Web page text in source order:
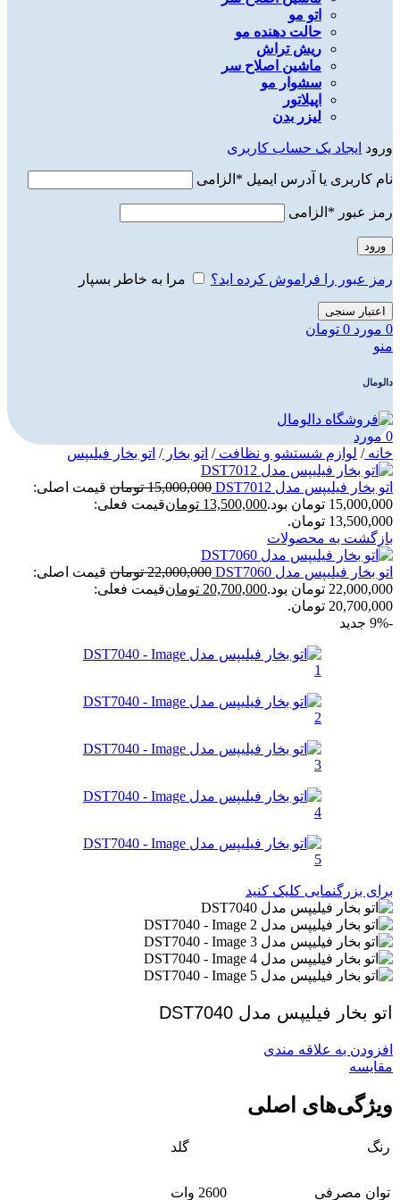
اتو مو
حالت دهنده مو
ریش تراش
ماشین اصلاح سر
سشوار مو
اپیلاتور
لیزر بدن
ورود ایجاد یک حساب کاربری
نام کاربری یا آدرس ایمیل * الزامی
رمز عبور * الزامی
ورود
رمز عبور را فراموش کرده اید؟ مرا به خاطر بسپار
اعتبار سنجی
0 مورد 0 تومان
منو
دالومال
0 مورد
خانه/ لوازم شستشو و نظافت/ اتو بخار/ اتو بخار فیلیپس
اتو بخار فیلیپس مدل DST7012 15,000,000 تومان قیمت اصلی:
15,000,000 تومان بود.
13,500,000 تومانقیمت فعلی:
13,500,000 تومان.
بازگشت به محصولات
اتو بخار فیلیپس مدل DST7060 22,000,000 تومان قیمت اصلی:
22,000,000 تومان بود.
20,700,000 تومانقیمت فعلی:
20,700,000 تومان.
-9%
جدید
برای بزرگنمایی کلیک کنید
اتو بخار فیلیپس مدل DST7040
افزودن به علاقه مندی
مقايسه
ویژگی‌های اصلی
رنگ گلد
توان مصرفی 2600 وات